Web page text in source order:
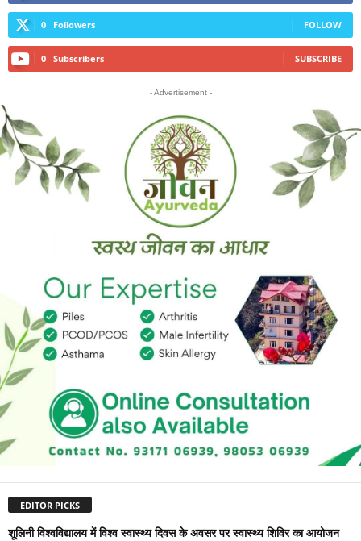
0 Followers FOLLOW
0 Subscribers SUBSCRIBE
- Advertisement -
EDITOR PICKS
शूलिनी विश्वविद्यालय में विश्व स्वास्थ्य दिवस के अवसर पर स्वास्थ्य शिविर का आयोजन